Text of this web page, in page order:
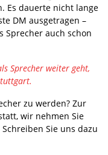
Es dauerte nicht lange
DM ausgetragen –
Sprecher auch schon
Sprecher weiter geht,
zu werden? Zur
wir nehmen Sie
Sie uns dazu